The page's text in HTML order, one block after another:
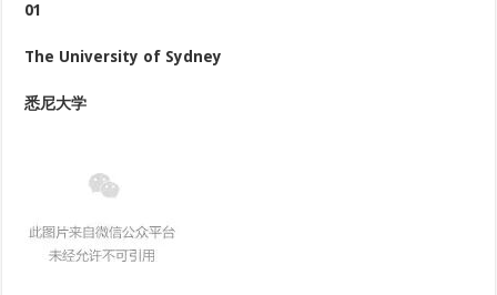
01
The University of Sydney
悉尼大学